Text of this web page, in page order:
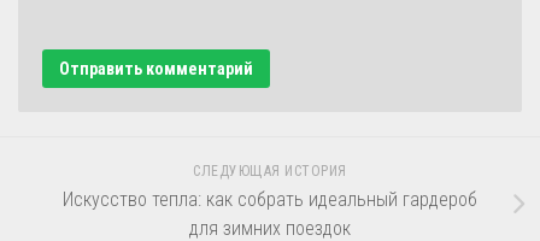
СЛЕДУЮЩАЯ ИСТОРИЯ
Искусство тепла: как собрать идеальный гардероб
для зимних поездок